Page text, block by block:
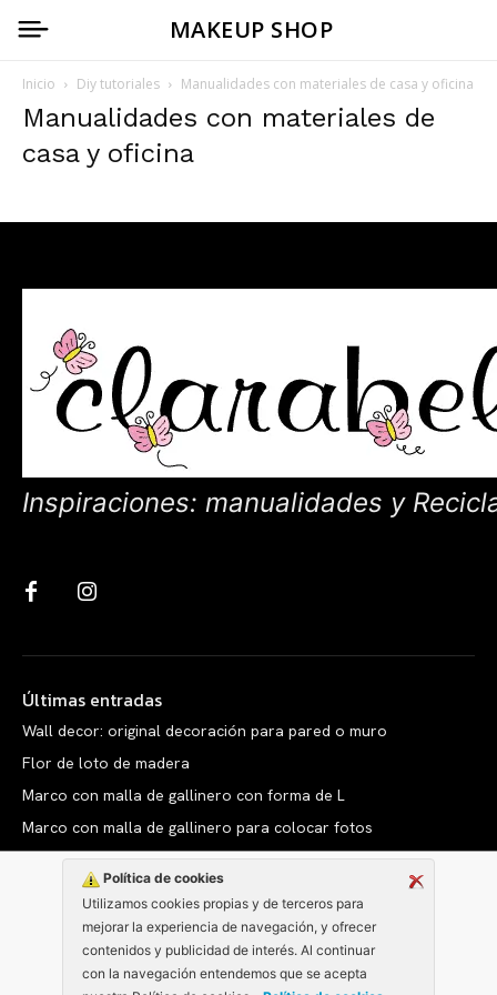
Política de cookies
Utilizamos cookies propias y de terceros para
mejorar la experiencia de navegación, y ofrecer
contenidos y publicidad de interés. Al continuar
con la navegación entendemos que se acepta
MAKEUP SHOP
Inicio Diy tutoriales Manualidades con materiales de casa y oficina
Manualidades con materiales de
casa y oficina
Inspiraciones: manualidades y
Últimas entradas
Wall decor: original decoración para pared o muro
Flor de loto de madera
Marco con malla de gallinero con forma de L
Marco con malla de gallinero para colocar fotos
Copyright © clarabelen.com